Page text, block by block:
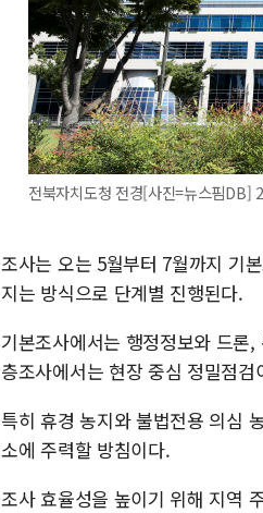
전북자치도청 전경[사진=뉴스핌
조사는 오는 5월부터 7월까지 기
지는 방식으로 단계별 진행된다.
기본조사에서는 행정정보와 드론
층조사에서는 현장 중심 정밀점
특히 휴경 농지와 불법전용 의심
소에 주력할 방침이다.
조사 효율성을 높이기 위해 지역